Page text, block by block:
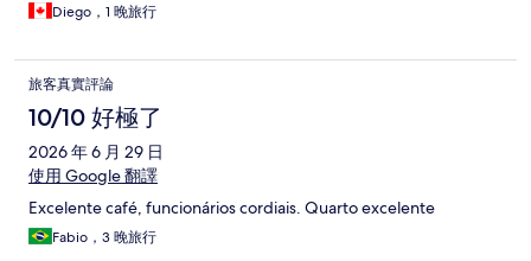
Diego，1 晚旅行
旅客真實評論
10/10 好極了
2026 年 6 月 29 日
使用 Google 翻譯
Excelente café, funcionários cordiais. Quarto excelente
Fabio，3 晚旅行